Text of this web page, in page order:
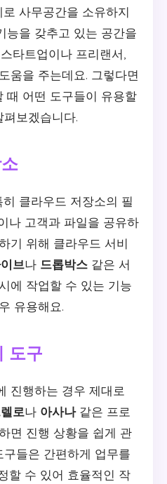
사무공간을 소유하지
능을 갖추고 있는 공간을
타트업이나 프리랜서,
움을 주는데요. 그렇다면
때 어떤 도구들이 유용할
보겠습니다.
클라우드 저장소의 필
나 고객과 파일을 공유하
기 위해 클라우드 서비
브나 드롭박스 같은 서
에 작업할 수 있는 기능
유용해요.
도구
진행하는 경우 제대로
로나 아사나같은 프로
면 진행 상황을 쉽게 관
들은 간편하게 업무를
할 수 있어 효율적인 작